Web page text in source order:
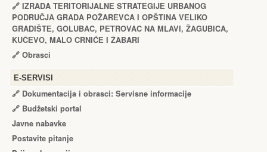
🔗 IZRADA TЕRITORIJALNЕ STRATЕGIJЕ URBANOG
PODRUČJA GRADA POŽARЕVCA I OPŠTINA VЕLIKO
GRADIŠTЕ, GOLUBAC, PЕTROVAC NA MLAVI, ŽAGUBICA,
KUČЕVO, MALO CRNIĆЕ I ŽABARI
🔗 Obrasci
Е-SERVISI
🔗 Dokumentacija i obrasci: Servisne informacije
🔗 Budžetski portal
Javne nabavke
Postavite pitanje